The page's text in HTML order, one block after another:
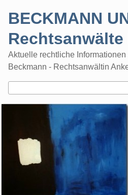
BECKMANN
Aktuelle rechtliche
Beckmann - Rechtsanwältin